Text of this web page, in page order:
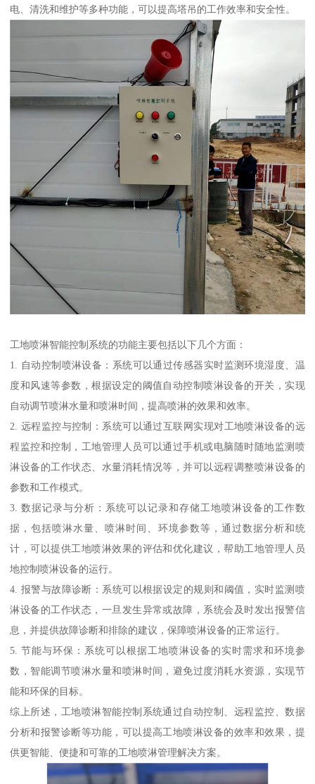
电、清洗和维护等多种功能，可以提高塔吊的工作效率和安全性。
工地喷淋智能控制系统的功能主要包括以下几个方面：
1. 自动控制喷淋设备：系统可以通过传感器实时监测环境湿度、温
度和风速等参数，根据设定的阈值自动控制喷淋设备的开关，实现
自动调节喷淋水量和喷淋时间，提高喷淋的效果和效率。
2. 远程监控与控制：系统可以通过互联网实现对工地喷淋设备的远
程监控和控制，工地管理人员可以通过手机或电脑随时随地监测喷
淋设备的工作状态、水量消耗情况等，并可以远程调整喷淋设备的
参数和工作模式。
3. 数据记录与分析：系统可以记录和存储工地喷淋设备的工作数
据，包括喷淋水量、喷淋时间、环境参数等，通过数据分析和统
计，可以提供工地喷淋效果的评估和优化建议，帮助工地管理人员
地控制喷淋设备的运行。
4. 报警与故障诊断：系统可以根据设定的规则和阈值，实时监测喷
淋设备的工作状态，一旦发生异常或故障，系统会及时发出报警信
息，并提供故障诊断和排除的建议，保障喷淋设备的正常运行。
5. 节能与环保：系统可以根据工地喷淋设备的实时需求和环境参
数，智能调节喷淋水量和喷淋时间，避免过度消耗水资源，实现节
能和环保的目标。
综上所述，工地喷淋智能控制系统通过自动控制、远程监控、数据
分析和报警诊断等功能，可以提高工地喷淋设备的效率和效果，提
供更智能、便捷和可靠的工地喷淋管理解决方案。